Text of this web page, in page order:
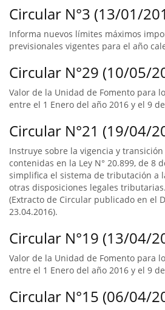
Circular N°3 (13/01/
Informa nuevos límites máximos
previsionales vigentes para el año
Circular N°29 (10/05/
Valor de la Unidad de Fomento para
entre el 1 Enero del año 2016 y el 9
Circular N°21 (19/04/
Instruye sobre la vigencia y
contenidas en la Ley N° 20.899, de 8
simplifica el sistema de tributación a
otras disposiciones legales
(Extracto de Circular publicado en el
23.04.2016).
Circular N°19 (13/04/
Valor de la Unidad de Fomento para
entre el 1 Enero del año 2016 y el 9
Circular N°15 (06/04/